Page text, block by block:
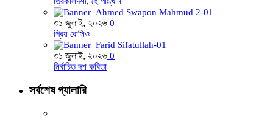
৩১ জুলাই, ২০২৬ 0
প্রিয় রোসিও
৩১ জুলাই, ২০২৬ 0
নির্বাচিত দশ কবিতা
সর্বশেষ গ্যালারি